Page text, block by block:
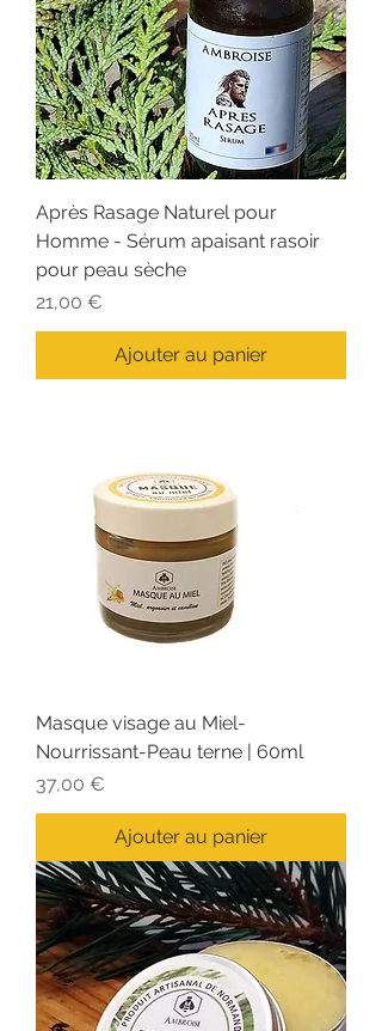
Après Rasage Naturel pour
Homme - Sérum apaisant rasoir
pour peau sèche
Prix
21,00 €
Ajouter au panier
Masque visage au Miel-
Nourrissant-Peau terne | 60ml
Prix
37,00 €
Ajouter au panier